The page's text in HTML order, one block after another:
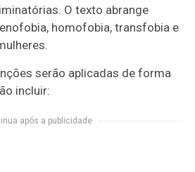
O texto abrange
homofobia, transfobia e
serão aplicadas de forma
incluir:
após a publicidade